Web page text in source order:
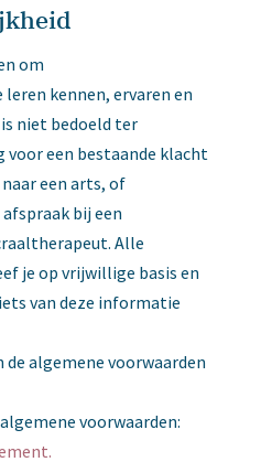
om
kennen, ervaren en
niet bedoeld ter
voor een bestaande klacht
een arts, of
bij een
Alle
je op vrijwillige basis en
van deze informatie
algemene voorwaarden
voorwaarden: